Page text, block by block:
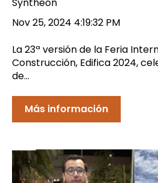
Syntheon
Nov 25, 2024 4:19:32 PM
La 23ª versión de la Feria
Construcción, Edifica 2024,
de...
Más información